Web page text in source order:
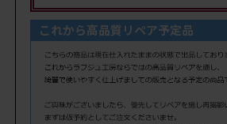
これから高品質リペア予定品